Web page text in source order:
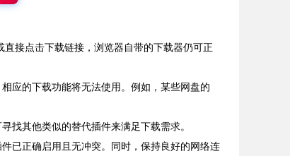
直接点击下载链接，浏览器自带的下载器仍可正
应的下载功能将无法使用。例如，某些网盘的
找其他类似的替代插件来满足下载需求。
已正确启用且无冲突。同时，保持良好的网络连